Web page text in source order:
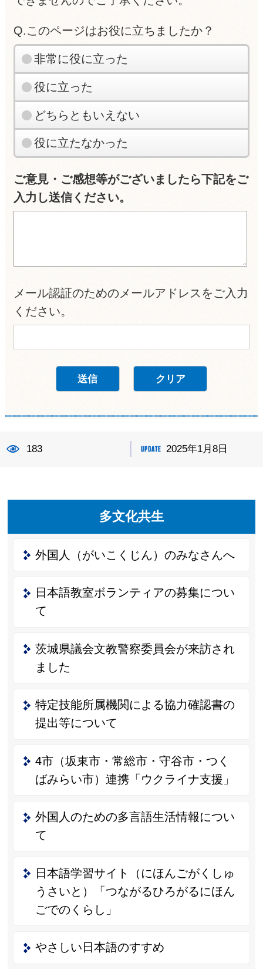
Q.このページはお役に立ちましたか？
非常に役に立った
役に立った
どちらともいえない
役に立たなかった
ご意見・ご感想等がございましたら下記をご
入力し送信ください。
メール認証のためのメールアドレスをご入力
ください。
183 2025年1月8日
多文化共生
外国人（がいこくじん）のみなさんへ
日本語教室ボランティアの募集につい
て
茨城県議会文教警察委員会が来訪され
ました
特定技能所属機関による協力確認書の
提出等について
4市（坂東市・常総市・守谷市・つく
ばみらい市）連携「ウクライナ支援」
外国人のための多言語生活情報につい
て
日本語学習サイト（にほんごがくしゅ
うさいと）「つながるひろがるにほん
ごでのくらし」
やさしい日本語のすすめ